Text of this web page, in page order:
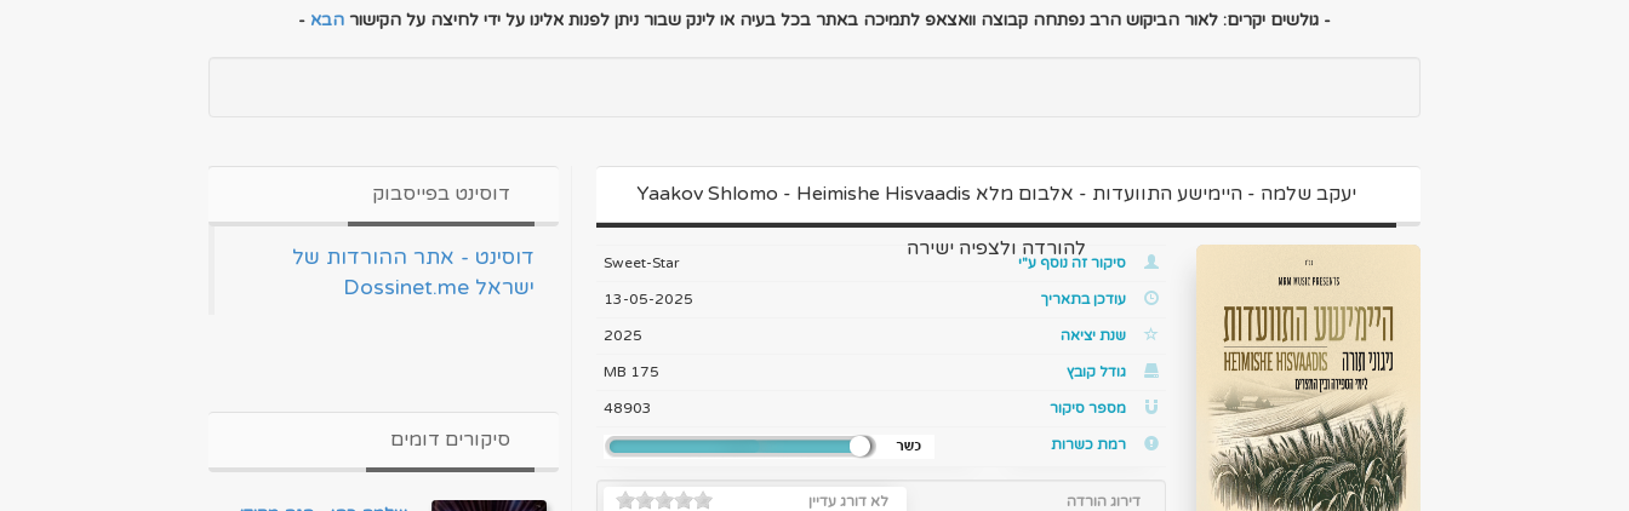
- גולשים יקרים: לאור הביקוש הרב נפתחה קבוצה וואצאפ לתמיכה באתר בכל בעיה או לינק שבור ניתן לפנות אלינו על ידי לחיצה על הקישור הבא -
יעקב שלמה - היימישע התוועדות - אלבום מלא Yaakov Shlomo - Heimishe Hisvaadis
להורדה ולצפיה ישירה
סיקור זה נוסף ע"י Sweet-Star
עודכן בתאריך 13-05-2025
שנת יציאה 2025
גודל קובץ 175 MB
מספר סיקור 48903
רמת כשרות
לא דורג עדיין דירוג הורדה
דוסינט בפייסבוק
‏דוסינט - אתר ההורדות של
ישראל Dossinet.me‏
סיקורים דומים